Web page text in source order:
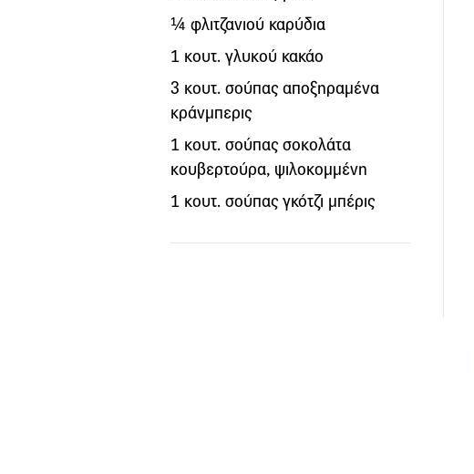
¼ φλιτζανιού καρύδια
1 κουτ. γλυκού κακάο
3 κουτ. σούπας αποξηραμένα
κράνμπερις
1 κουτ. σούπας σοκολάτα
κουβερτούρα, ψιλοκομμένη
1 κουτ. σούπας γκότζι μπέρις